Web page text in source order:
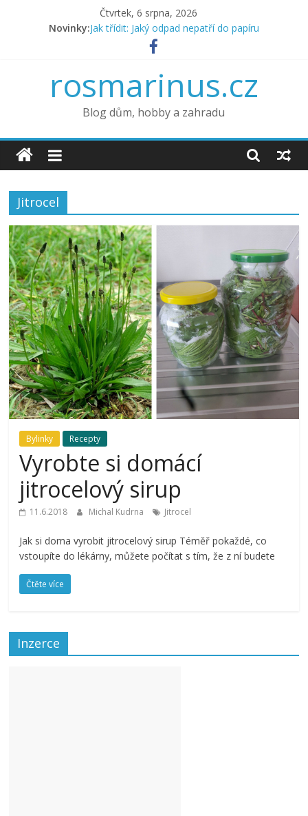
Čtvrtek, 6 srpna, 2026
Novinky:Jak třídit: Jaký odpad nepatří do papíru
Jak na správnou údržbu terasy
6 tipů, jak připravit zahradu na jaro
Co kdy vysévat – výsevní kalendář
Jak pěstovat zeleninu v truhlíku
rosmarinus.cz
Blog dům, hobby a zahradu
Jitrocel
Bylinky Recepty
Vyrobte si domácí
jitrocelový sirup
11.6.2018 Michal Kudrna Jitrocel
Jak si doma vyrobit jitrocelový sirup Téměř pokaždé, co
vstoupíte do lékárny, můžete počítat s tím, že z ní budete
Čtěte více
Inzerce